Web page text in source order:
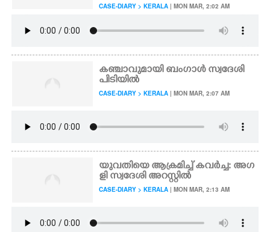
CASE-DIARY > KERALA | MON MAR, 2:02 AM
കഞ്ചാവുമായി ബംഗാൾ സ്വദേശി
പിടിയിൽ
CASE-DIARY > KERALA | MON MAR, 2:07 AM
യുവതിയെ ആക്രമിച്ച് കവർച്ച: അഗ
ളി സ്വദേശി അറസ്റ്റിൽ
CASE-DIARY > KERALA | MON MAR, 2:13 AM